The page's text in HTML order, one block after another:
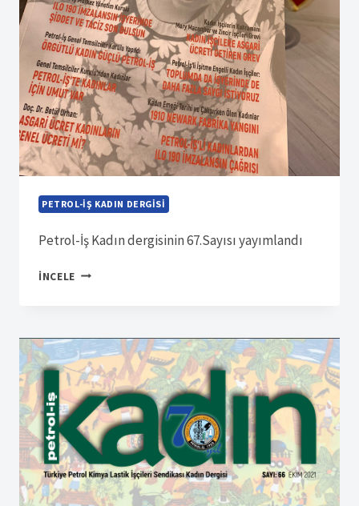
PETROL-İŞ KADIN DERGISI
Petrol-İş Kadın dergisinin 67.Sayısı yayımlandı
İNCELE SÜRELI